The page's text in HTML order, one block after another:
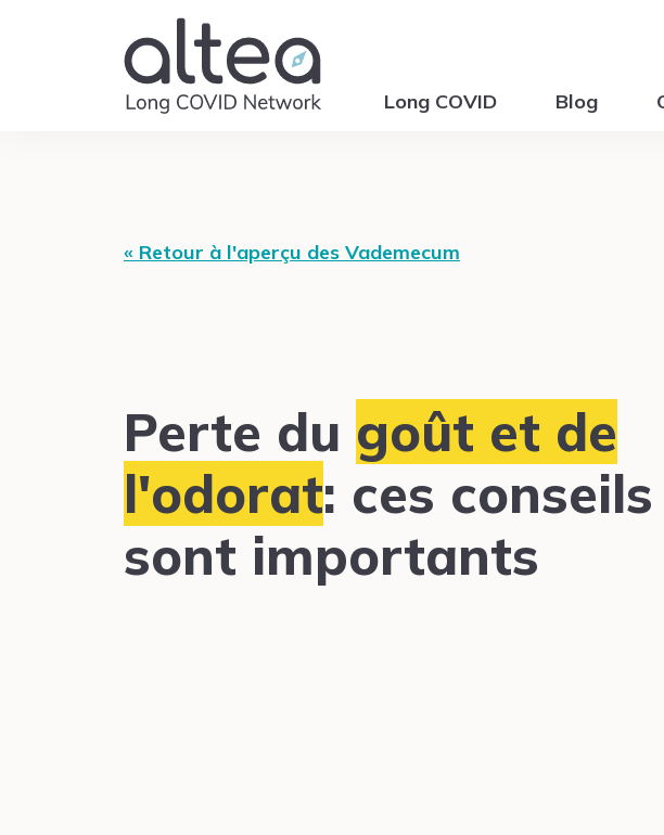
Long COVID Blog
« Retour à l'aperçu des Vademecum
Perte du goût et de
l'odorat: ces conseils
sont importants